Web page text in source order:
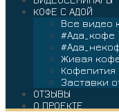
КОФЕ С АДОЙ
Все видео
#Ада_кофе
Живая
Кофепития
Заставки
ОТЗЫВЫ
О ПРОЕКТЕ